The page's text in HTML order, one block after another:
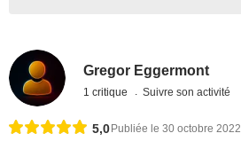
Gregor Eggermont
1 critique Suivre son activité
5,0 Publiée le 30 octobre 2022